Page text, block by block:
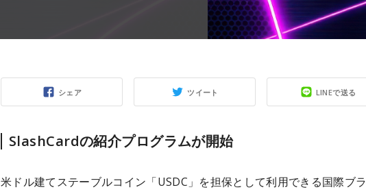
シェア ツイート LINEで送る
SlashCardの紹介プログラムが開始
米ドル建てステーブルコイン「USDC」を担保として利用できる国際ブ